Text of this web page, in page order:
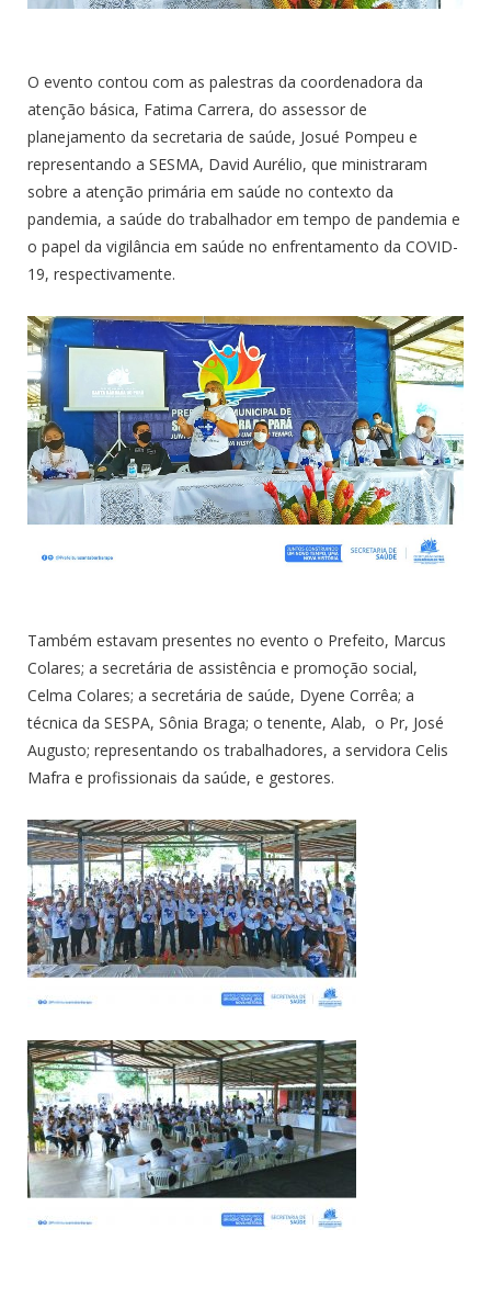
O evento contou com as palestras da coordenadora da
atenção básica, Fatima Carrera, do assessor de
planejamento da secretaria de saúde, Josué Pompeu e
representando a SESMA, David Aurélio, que ministraram
sobre a atenção primária em saúde no contexto da
pandemia, a saúde do trabalhador em tempo de pandemia e
o papel da vigilância em saúde no enfrentamento da COVID-
19, respectivamente.
Também estavam presentes no evento o Prefeito, Marcus
Colares; a secretária de assistência e promoção social,
Celma Colares; a secretária de saúde, Dyene Corrêa; a
técnica da SESPA, Sônia Braga; o tenente, Alab, o Pr, José
Augusto; representando os trabalhadores, a servidora Celis
Mafra e profissionais da saúde, e gestores.